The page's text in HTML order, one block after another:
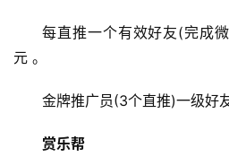
每直推一个有效好友(完成
元 。
金牌推广员(3个直推)一级好友
赏乐帮